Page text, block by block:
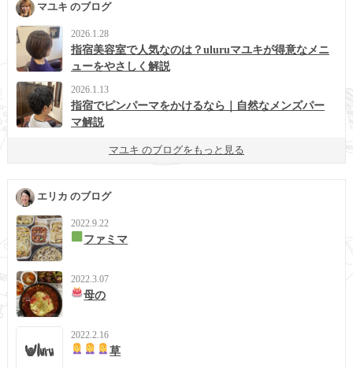
マユキ のブログ
2026.1.28
指宿美容室で人気なのは？uluruマユキが得意なメニ
ューをやさしく解説
2026.1.13
指宿でピンパーマをかけるなら｜自然なメンズパー
マ解説
マユキ のブログをもっと見る
エリカ のブログ
2022.9.22
ファミマ
2022.3.07
母の
2022.2.16
草